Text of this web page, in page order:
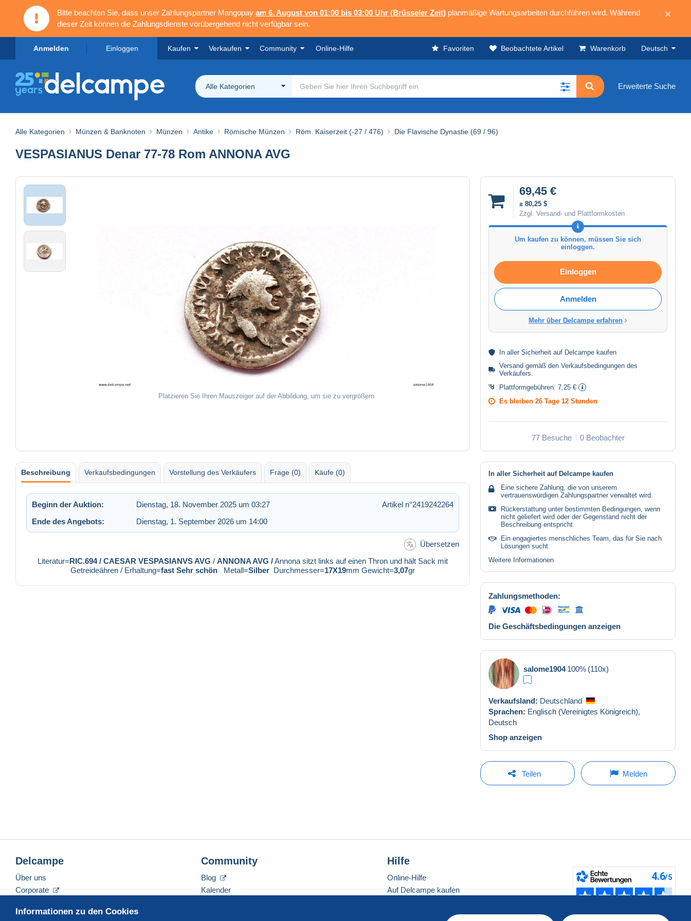
Bitte beachten Sie, dass unser Zahlungspartner Mangopay am 6. August von 01:00 bis 03:00 Uhr (Brüsseler Zeit) planmäßige Wartungsarbeiten durchführen wird. Während
dieser Zeit können die Zahlungsdienste vorübergehend nicht verfügbar sein.
×
Anmelden Einloggen Kaufen Verkaufen Community Online-Hilfe Favoriten Beobachtete Artikel Warenkorb Deutsch
Alle Kategorien Erweiterte Suche
Alle Kategorien Münzen & Banknoten Münzen Antike Römische Münzen Röm. Kaiserzeit (-27 / 476) Die Flavische Dynastie (69 / 96)
VESPASIANUS Denar 77-78 Rom ANNONA AVG
Platzieren Sie Ihren Mauszeiger auf der Abbildung, um sie zu vergrößern
69,45 €
± 80,25 $
Zzgl. Versand- und Plattformkosten
Um kaufen zu können, müssen Sie sich
einloggen.
Einloggen
Anmelden
Mehr über Delcampe erfahren
In aller Sicherheit auf Delcampe kaufen
Versand gemäß den Verkaufsbedingungen des
Verkäufers
Plattformgebühren: 7,25 €
Es bleiben 26 Tage 12 Stunden
77 Besuche 0 Beobachter
Beschreibung Verkaufsbedingungen Vorstellung des Verkäufers Frage (0) Käufe (0)
Beginn der Auktion: Dienstag, 18. November 2025 um 03:27
Artikel n°2419242264
Ende des Angebots:
Dienstag, 1. September 2026 um 14:00
Übersetzen
Literatur=RIC.694 / CAESAR VESPASIANVS AVG / ANNONA AVG /Annona sitzt links auf einen Thron und hält Sack mit
Getreideähren / Erhaltung=fast Sehr schön Metall=Silber Durchmesser=17X19mm Gewicht=3,07gr
In aller Sicherheit auf Delcampe kaufen
Eine sichere Zahlung, die von unserem
vertrauenswürdigen Zahlungspartner verwaltet wird.
Rückerstattung unter bestimmten Bedingungen, wenn
nicht geliefert wird oder der Gegenstand nicht der
Beschreibung entspricht.
Ein engagiertes menschliches Team, das für Sie nach
Lösungen sucht.
Weitere Informationen
Zahlungsmethoden:
Die Geschäftsbedingungen anzeigen
salome1904 100% (110x)
Verkaufsland: Deutschland
Sprachen: Englisch (Vereinigtes Königreich),
Deutsch
Shop anzeigen
Teilen Melden
Informationen zu den Cookies
Delcampe
Über uns
Corporate
Nehmen Sie Kontakt mit uns auf
Community
Blog
Kalender
Hilfe
Online-Hilfe
Auf Delcampe kaufen
Eine sichere Website